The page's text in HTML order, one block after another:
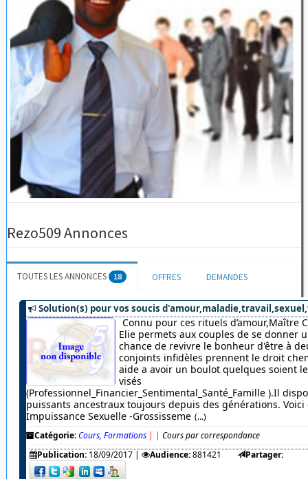
Rezo509 Annonces
TOUTES LES ANNONCES 18 OFFRES DEMANDES
Solution(s) pour vos soucis
Connu pour ces rituels d’amour,Maître
Elie permets aux couples de se donner
chance de revivre le bonheur d'être à
conjoints infidèles prennent le droit
aide a avoir un boulot quelques soient
visés
(Professionnel_Financier_Sentimental_Santé_Famille ).Il
puissants ancestraux toujours depuis des générations. Voici
Impuissance Sexuelle -Grossisseme (...)
Catégorie:Cours, Formations | | Cours par correspondance
Publication: 18/09/2017| Audience:881421 Partager: